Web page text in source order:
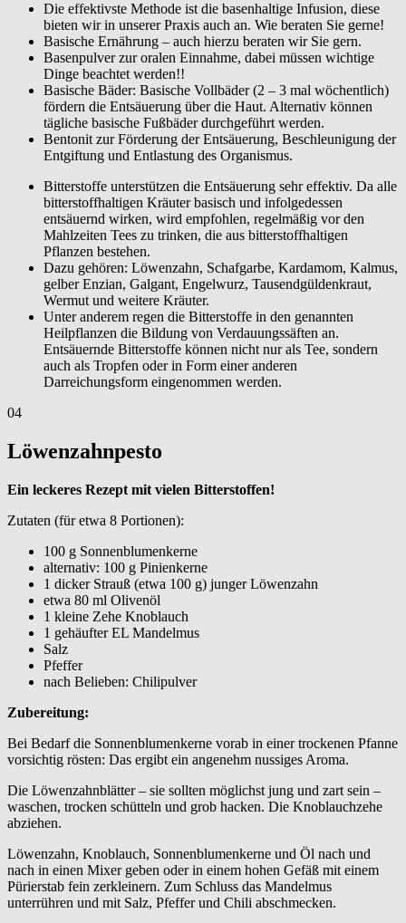
Die effektivste Methode ist die basenhaltige Infusion, diese
bieten wir in unserer Praxis auch an. Wie beraten Sie gerne!
Basische Ernährung – auch hierzu beraten wir Sie gern.
Basenpulver zur oralen Einnahme, dabei müssen wichtige
Dinge beachtet werden!!
Basische Bäder: Basische Vollbäder (2 – 3 mal wöchentlich)
fördern die Entsäuerung über die Haut. Alternativ können
tägliche basische Fußbäder durchgeführt werden.
Bentonit zur Förderung der Entsäuerung, Beschleunigung der
Entgiftung und Entlastung des Organismus.
Bitterstoffe unterstützen die Entsäuerung sehr effektiv. Da alle
bitterstoffhaltigen Kräuter basisch und infolgedessen
entsäuernd wirken, wird empfohlen, regelmäßig vor den
Mahlzeiten Tees zu trinken, die aus bitterstoffhaltigen
Pflanzen bestehen.
Dazu gehören: Löwenzahn, Schafgarbe, Kardamom, Kalmus,
gelber Enzian, Galgant, Engelwurz, Tausendgüldenkraut,
Wermut und weitere Kräuter.
Unter anderem regen die Bitterstoffe in den genannten
Heilpflanzen die Bildung von Verdauungssäften an.
Entsäuernde Bitterstoffe können nicht nur als Tee, sondern
auch als Tropfen oder in Form einer anderen
Darreichungsform eingenommen werden.
04
Löwenzahnpesto
Ein leckeres Rezept mit vielen Bitterstoffen!
Zutaten (für etwa 8 Portionen):
100 g Sonnenblumenkerne
alternativ: 100 g Pinienkerne
1 dicker Strauß (etwa 100 g) junger Löwenzahn
etwa 80 ml Olivenöl
1 kleine Zehe Knoblauch
1 gehäufter EL Mandelmus
Salz
Pfeffer
nach Belieben: Chilipulver
Zubereitung:
Bei Bedarf die Sonnenblumenkerne vorab in einer trockenen Pfanne
vorsichtig rösten: Das ergibt ein angenehm nussiges Aroma.
Die Löwenzahnblätter – sie sollten möglichst jung und zart sein –
waschen, trocken schütteln und grob hacken. Die Knoblauchzehe
abziehen.
Löwenzahn, Knoblauch, Sonnenblumenkerne und Öl nach und
nach in einen Mixer geben oder in einem hohen Gefäß mit einem
Pürierstab fein zerkleinern. Zum Schluss das Mandelmus
unterrühren und mit Salz, Pfeffer und Chili abschmecken.